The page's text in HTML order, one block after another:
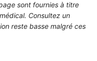
sont fournies à titre
Consultez un
reste basse malgré ces